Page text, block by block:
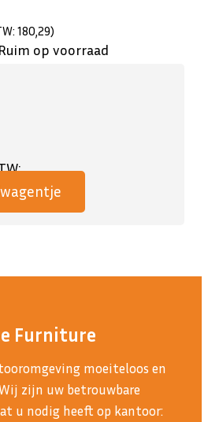
180,29)
Ruim op voorraad
Furniture
moeiteloos en
zijn uw betrouwbare
u nodig heeft op kantoor: